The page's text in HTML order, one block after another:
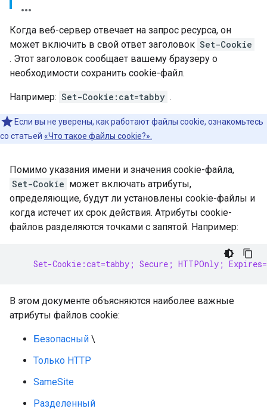
Когда веб-сервер отвечает на запрос ресурса, он
может включить в свой ответ заголовок Set-Cookie
. Этот заголовок сообщает вашему браузеру о
необходимости сохранить cookie-файл.
Например: Set-Cookie:cat=tabby .
Если вы не уверены, как работают файлы cookie, ознакомьтесь
со статьей «Что такое файлы cookie?».
Помимо указания имени и значения cookie-файла,
Set-Cookie может включать атрибуты,
определяющие, будут ли установлены cookie-файлы и
когда истечет их срок действия. Атрибуты cookie-
файлов разделяются точками с запятой. Например:
Set-Cookie:cat=tabby; Secure; HTTPOnly;
В этом документе объясняются наиболее важные
атрибуты файлов cookie:
Безопасный \
Только HTTP
SameSite
Разделенный